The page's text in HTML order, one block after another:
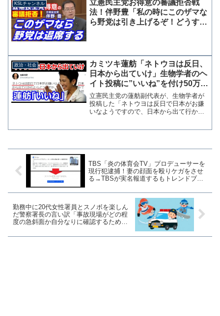
だと思う。おめでとうなん...
KSLチャンネル
立憲民主党お得意の審議拒否戦
法！伴野豊「私の時にこのザマな
ら野党は引き上げるぞ！どうす
政治・社会
カミツキ蓮舫「ネトウヨは反日、
日本から出ていけ」生物学者のヘ
イト投稿に”いいね”を付け50万フ
ォロワーに拡散
立憲民主党の蓮舫副代表が、生物学者が
投稿した「ネトウヨは反日で日本がお嫌
いなようですので、日本から出て行かれ
TBS「炎の体育会TV」プロデューサーを
現行犯逮捕！妻の顔面を殴りケガをさせ
る→TBSが実名報道するもトレンドブロ
勤務中に20代女性署員とスノボを楽しん
だ警察署長の言い訳「事故現場がどの程
度の急斜面か自分なりに確認するため